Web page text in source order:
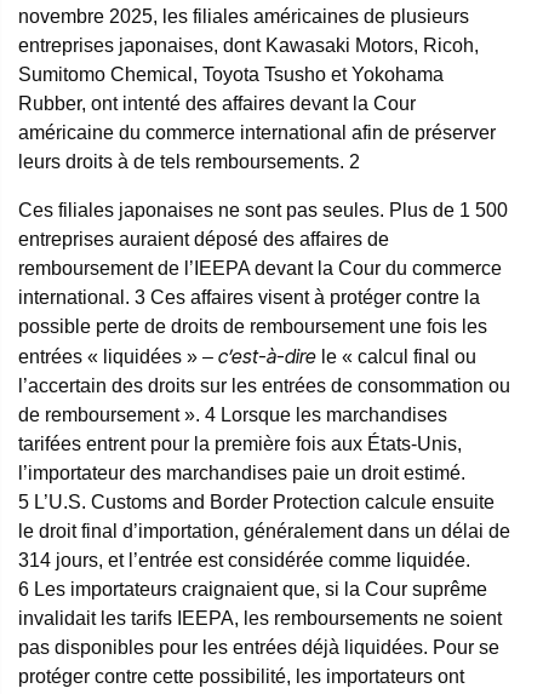
novembre 2025, les filiales américaines de plusieurs
entreprises japonaises, dont Kawasaki Motors, Ricoh,
Sumitomo Chemical, Toyota Tsusho et Yokohama
Rubber, ont intenté des affaires devant la Cour
américaine du commerce international afin de préserver
leurs droits à de tels remboursements. 2
Ces filiales japonaises ne sont pas seules. Plus de 1 500
entreprises auraient déposé des affaires de
remboursement de l’IEEPA devant la Cour du commerce
international. 3 Ces affaires visent à protéger contre la
possible perte de droits de remboursement une fois les
entrées « liquidées » – c’est-à-dire le « calcul final ou
l’accertain des droits sur les entrées de consommation ou
de remboursement ». 4 Lorsque les marchandises
tarifées entrent pour la première fois aux États-Unis,
l’importateur des marchandises paie un droit estimé.
5 L’U.S. Customs and Border Protection calcule ensuite
le droit final d’importation, généralement dans un délai de
314 jours, et l’entrée est considérée comme liquidée.
6 Les importateurs craignaient que, si la Cour suprême
invalidait les tarifs IEEPA, les remboursements ne soient
pas disponibles pour les entrées déjà liquidées. Pour se
protéger contre cette possibilité, les importateurs ont